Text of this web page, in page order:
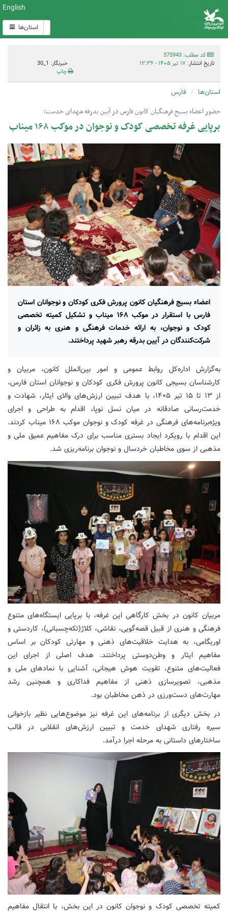
English
استان‌ها
کد مطلب: 375943
تاریخ انتشار: ۱۷ تیر ۱۴۰۵ - ۱۲:۳۶
خبرنگار: 1_30
چاپ
استان‌ها فارس
حضور اعضاء بسیج فرهنگیان کانون فارس در آیین بدرقه شهدای خدمت؛
برپایی غرفه تخصصی کودک و نوجوان در موکب ۱۶۸ میناب
اعضاء بسیج فرهنگیان کانون پرورش فکری کودکان و نوجوانان استان
فارس با استقرار در موکب ۱۶۸ میناب و تشکیل کمیته تخصصی
کودک و نوجوان، به ارائه خدمات فرهنگی و هنری به زائران و
شرکت‌کنندگان در آیین بدرقه رهبر شهید پرداختند.
به‌گزارش اداره‌کل روابط‌ عمومی و امور بین‌الملل کانون، مربیان و
کارشناسان بسیجی کانون پرورش فکری کودکان و نوجوانان استان فارس،
از ۱۳ تا ۱۵ تیر ۱۴۰۵، با هدف تبیین ارزش‌های والای ایثار، شهادت و
خدمت‌رسانی صادقانه در میان نسل نوپا، اقدام به طراحی و اجرای
ویژه‌برنامه‌های فرهنگی در غرفه کودک و نوجوان موکب ۱۶۸ میناب کردند.
این اقدام با رویکرد ایجاد بستری مناسب برای درک مفاهیم عمیق ملی و
مذهبی از سوی مخاطبان خردسال و نوجوان برنامه‌ریزی شد.
مربیان کانون در بخش کارگاهی این غرفه، با برپایی ایستگاه‌های متنوع
فرهنگی و هنری از قبیل قصه‌گویی، نقاشی، کلاژ(تکه‌چسبانی)، کاردستی و
اوریگامی، به هدایت خلاقیت‌های ذهنی و مهارتی کودکان بر اساس
مفاهیم ایثار و وطن‌دوستی پرداختند. هدف اصلی از اجرای این
فعالیت‌های متنوع، تقویت هوش هیجانی، آشنایی با نمادهای ملی و
مذهبی، تصویرسازی ذهنی از مفاهیم فداکاری و همچنین رشد
مهارت‌های دست‌ورزی در ذهن مخاطبان بود.
در بخش دیگری از برنامه‌های این غرفه نیز موضوع‌هایی نظیر بازخوانی
سیره رفتاری شهدای خدمت و تبیین ارزش‌های انقلابی در قالب
ساختارهای داستانی به مرحله اجرا درآمد.
کمیته تخصصی کودک و نوجوان کانون در این بخش، با انتقال مفاهیم